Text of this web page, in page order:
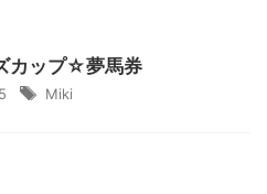
カップ☆夢馬券
Miki